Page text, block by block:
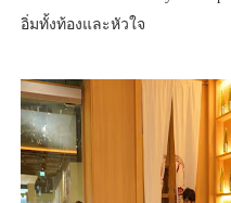
อิ่มทั้งท้องและหัวใจ